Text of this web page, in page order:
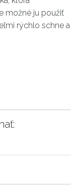
možné ju použiť
rýchlo schne a